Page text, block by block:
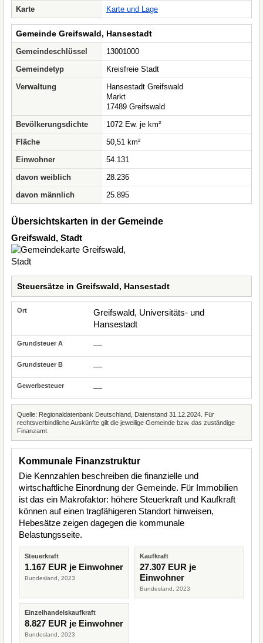
Karte
Karte und Lage
Gemeinde Greifswald, Hansestadt
Gemeindeschlüssel
13001000
Gemeindetyp
Kreisfreie Stadt
Verwaltung
Hansestadt Greifswald
Markt
17489 Greifswald
Bevölkerungsdichte
1072 Ew. je km²
Fläche
50,51 km²
Einwohner
54.131
davon weiblich
28.236
davon männlich
25.895
Übersichtskarten in der Gemeinde
Greifswald, Stadt
Steuersätze in Greifswald, Hansestadt
Greifswald, Universitäts- und
Hansestadt
—
—
—
Quelle: Regionaldatenbank Deutschland, Datenstand 31.12.2024. Für
rechtsverbindliche Auskünfte gilt die jeweilige Gemeinde bzw. das zuständige
Finanzamt.
Kommunale Finanzstruktur
Die Kennzahlen beschreiben die finanzielle und
wirtschaftliche Einordnung der Gemeinde. Für Immobilien
ist das ein Makrofaktor: höhere Steuerkraft und Kaufkraft
können auf einen tragfähigeren Standort hinweisen,
Hebesätze zeigen dagegen die kommunale
Belastungsseite.
Steuerkraft
1.167 EUR je Einwohner
Bundesland, 2023
Kaufkraft
27.307 EUR je
Einwohner
Bundesland, 2023
Einzelhandelskaufkraft
8.827 EUR je Einwohner
Bundesland, 2023